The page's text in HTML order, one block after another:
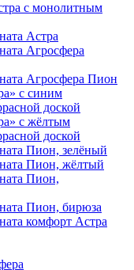
с монолитным
Астра
Агросфера
Агросфера Пион
с синим
доской
с жёлтым
доской
Пион, зелёный
Пион, жёлтый
Пион,
Пион, бирюза
комфорт Астра